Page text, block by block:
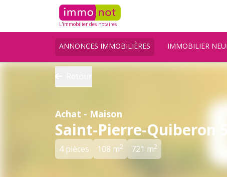
L'immobilier des notaires
ANNONCES IMMOBILIÈRES IMMOBILIER
Achat - Maison
Saint-Pierre-Quiberon
4 pièces 108 m2 721 m2